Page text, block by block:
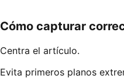
Cómo capturar
Centra el artículo.
Evita primeros planos